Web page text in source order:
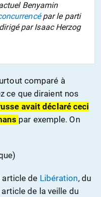
Benyamin
par le parti
par Isaac Herzog
comparé à
ce que diraient nos
avait déclaré ceci
par exemple. On
article de Libération, du
article de la veille du